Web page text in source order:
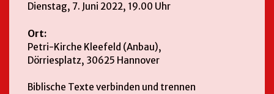
Dienstag, 7. Juni 2022, 19.00 Uhr
Ort:
Petri-Kirche Kleefeld (Anbau),
Dörriesplatz, 30625 Hannover
Biblische Texte verbinden und trennen